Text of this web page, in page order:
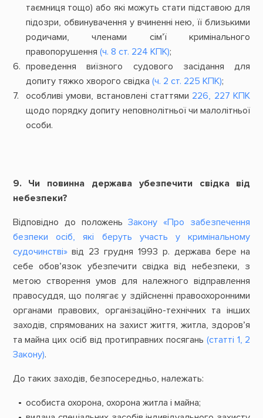
таємниця тощо) або які можуть стати підставою для
підозри, обвинувачення у вчиненні нею, її близькими
родичами, членами сім’ї кримінального
правопорушення (ч. 8 ст. 224 КПК);
проведення виїзного судового засідання для
допиту тяжко хворого свідка (ч. 2 ст. 225 КПК);
особливі умови, встановлені статтями 226, 227 КПК
щодо порядку допиту неповнолітньої чи малолітньої
особи.
9. Чи повинна держава убезпечити свідка від
небезпеки?
Відповідно до положеньЗакону «Про забезпечення
безпеки осіб, які беруть участь у кримінальному
судочинстві»від 23 грудня 1993 р. держава бере на
себе обов’язок убезпечити свідка від небезпеки, з
метою створення умов для належного відправлення
правосуддя, що полягає у здійсненні правоохоронними
органами правових, організаційно-технічних та інших
заходів, спрямованих на захист життя, житла, здоров’я
та майна цих осіб від протиправних посягань (статті 1, 2
Закону).
До таких заходів, безпосередньо, належать:
особиста охорона, охорона житла і майна;